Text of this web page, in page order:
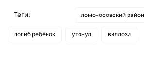
Теги: ломоносовский район
погиб ребёнок утонул виллози